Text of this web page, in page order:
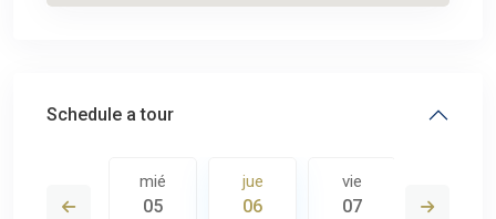
Schedule a tour
14
mié
05
jue
06
vie
07